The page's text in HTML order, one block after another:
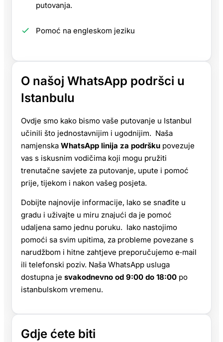
putovanja.
Pomoć na engleskom jeziku
O našoj WhatsApp podršci u
Istanbulu
Ovdje smo kako bismo vaše putovanje u Istanbul
učinili što jednostavnijim i ugodnijim. Naša
namjenska WhatsApp linija za podršku povezuje
vas s iskusnim vodičima koji mogu pružiti
trenutačne savjete za putovanje, upute i pomoć
prije, tijekom i nakon vašeg posjeta.
Dobijte najnovije informacije, lako se snađite u
gradu i uživajte u miru znajući da je pomoć
udaljena samo jednu poruku. Iako nastojimo
pomoći sa svim upitima, za probleme povezane s
narudžbom i hitne zahtjeve preporučujemo e‑mail
ili telefonski poziv. Naša WhatsApp usluga
dostupna je svakodnevno od 9:00 do 18:00 po
istanbulskom vremenu.
Gdje ćete biti